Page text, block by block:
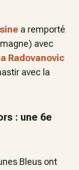
a remporté
avec
Radovanovic
avec la
: une 6e
Bleus ont